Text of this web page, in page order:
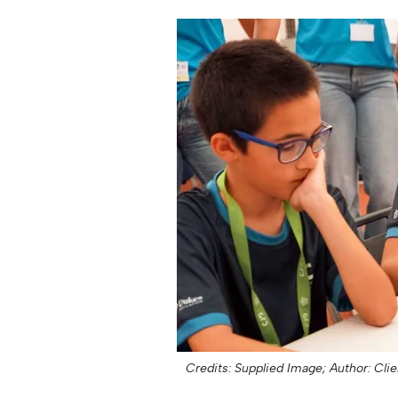
Credits: Supplied Image; Author: